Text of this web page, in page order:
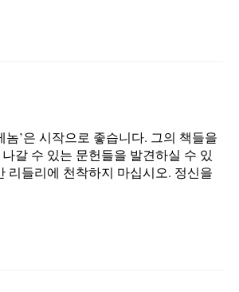
놈’은 시작으로 좋습니다. 그의 책들을
갈 수 있는 문헌들을 발견하실 수 있
리들리에 천착하지 마십시오. 정신을